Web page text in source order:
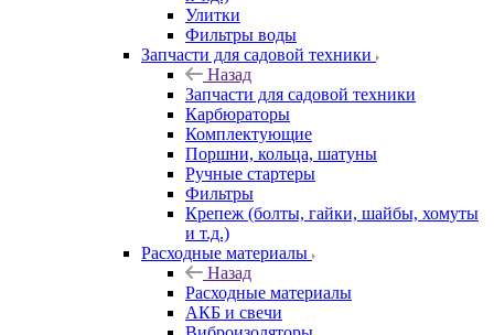
Улитки
Фильтры воды
Запчасти для садовой техники
Назад
Запчасти для садовой техники
Карбюраторы
Комплектующие
Поршни, кольца, шатуны
Ручные стартеры
Фильтры
Крепеж (болты, гайки, шайбы, хомуты
и т.д.)
Расходные материалы
Назад
Расходные материалы
АКБ и свечи